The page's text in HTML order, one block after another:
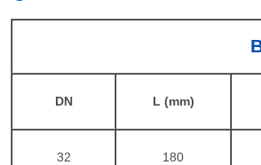
DN L (mm)
32 180